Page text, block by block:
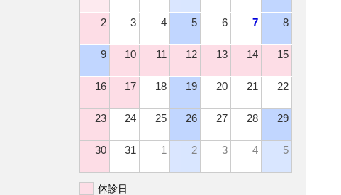
2 3 4 5 6 7 8
9 10 11 12 13 14 15
16 17 18 19 20 21 22
23 24 25 26 27 28 29
30 31 1 2 3 4 5
休診日